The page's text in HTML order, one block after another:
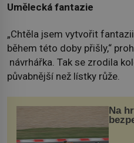
Umělecká fantazie
„Chtěla jsem vytvořit
během této doby přišly,“
návrhářka. Tak se zrodila
půvabnější než lístky růže.
Na